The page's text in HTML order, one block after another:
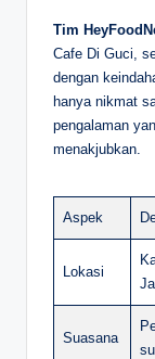
Tim
Cafe Di Guci,
dengan
hanya nikmat
pengalaman
menakjubkan.
Aspek
Lokasi
Suasana